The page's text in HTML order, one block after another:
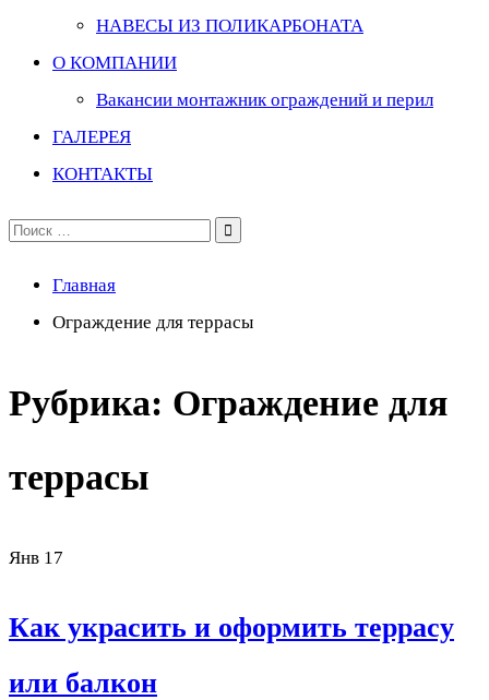
НАВЕСЫ ИЗ ПОЛИКАРБОНАТА
О КОМПАНИИ
Вакансии монтажник ограждений и перил
ГАЛЕРЕЯ
КОНТАКТЫ
Поиск
Главная
Ограждение для террасы
Рубрика: Ограждение для
террасы
Янв 17
Как украсить и оформить террасу
или балкон